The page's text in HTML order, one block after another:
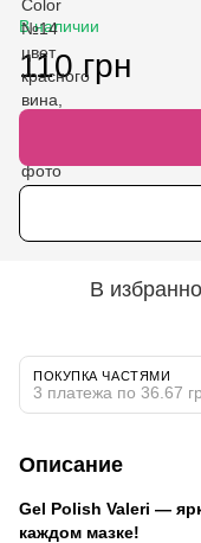
В наличии
110 грн
В
ПОКУПКА ЧАСТЯМИ
3 платежа по 36.67
Описание
Gel Polish Valeri —
каждом мазке!